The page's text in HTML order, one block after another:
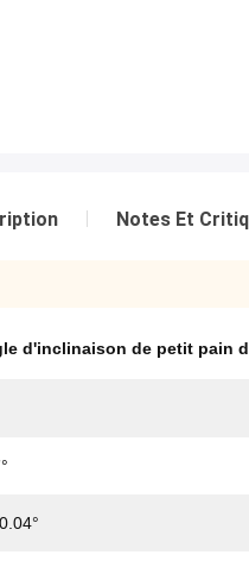
Notes Et
d'inclinaison de petit pain